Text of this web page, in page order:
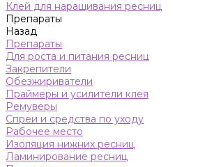
Клей для наращивания ресниц
Препараты
Назад
Препараты
Для роста и питания ресниц
Закрепители
Обезжириватели
Праймеры и усилители клея
Ремуверы
Спреи и средства по уходу
Рабочее место
Изоляция нижних ресниц
Ламинирование ресниц